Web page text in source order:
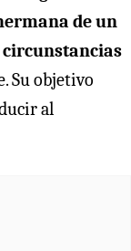
de un
circunstancias
Su objetivo
al